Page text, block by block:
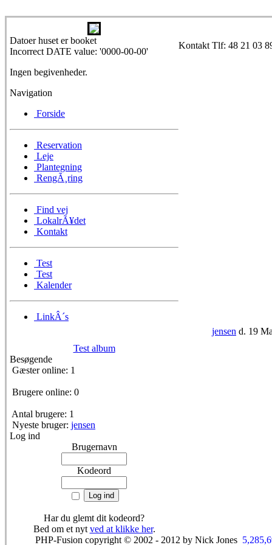
Datoer huset er booket
Incorrect DATE value: '0000-00-00'
Ingen begivenheder.
Navigation
Forside
Reservation
Leje
Plantegning
RengÃ¸ring
Find vej
LokalrÃ¥det
Kontakt
Test
Test
Kalender
LinkÂ´s
Test album
Besøgende
Gæster online: 1
Brugere online: 0
Antal brugere: 1
Nyeste bruger: jensen
Log ind
Brugernavn
Kodeord
Har du glemt dit kodeord?
Bed om et nyt ved at klikke her.
Kontakt Tlf: 48 21 03
jensen d. 19
PHP-Fusion copyright © 2002 - 2012 by Nick Jones